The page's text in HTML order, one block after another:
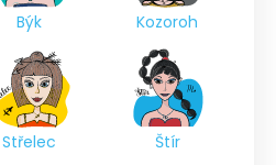
Býk Kozoroh
Střelec Štír